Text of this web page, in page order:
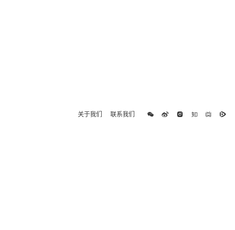
关于我们 联系我们